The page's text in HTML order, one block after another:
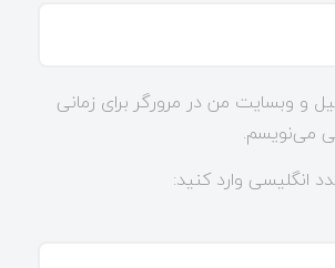
و وبسایت من در مرورگر برای زمانی
می‌نویسم.
انگلیسی وارد کنید: